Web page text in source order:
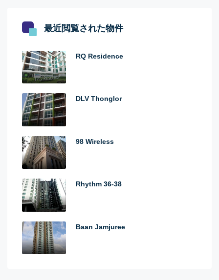
最近閲覧された物件
RQ Residence
DLV Thonglor
98 Wireless
Rhythm 36-38
Baan Jamjuree